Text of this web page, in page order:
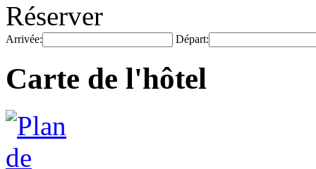
Réserver
Arrivée: Départ:
Carte de l'hôtel